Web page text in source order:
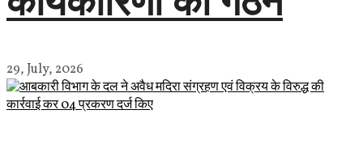
29, July, 2026